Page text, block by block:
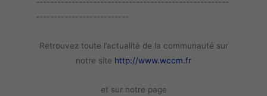
--------------------------
Retrouvez toute l’actualité de la communauté sur
notre site http://www.wccm.fr
et sur notre page